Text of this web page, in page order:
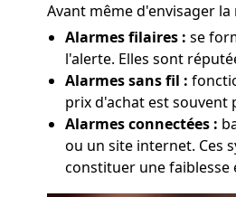
Avant même d'envisager
Alarmes filaires : se
l'alerte. Elles sont
Alarmes sans fil :
prix d'achat est
Alarmes connectées :
ou un site internet. Ces
constituer une faiblesse